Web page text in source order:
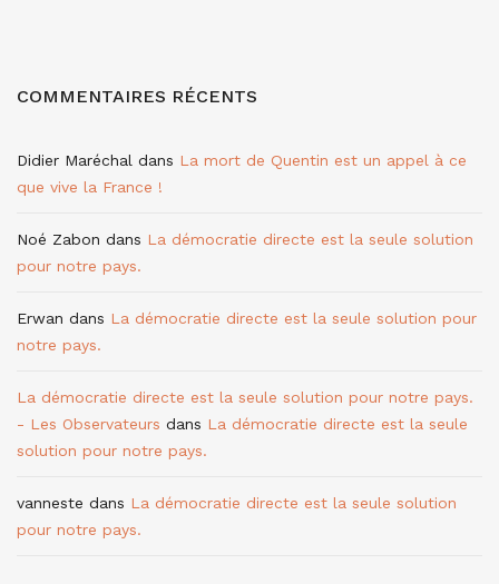
COMMENTAIRES RÉCENTS
Didier Maréchal dans La mort de Quentin est un appel à ce
que vive la France !
Noé Zabon dans La démocratie directe est la seule solution
pour notre pays.
Erwan dans La démocratie directe est la seule solution pour
notre pays.
La démocratie directe est la seule solution pour notre pays.
- Les Observateurs dans La démocratie directe est la seule
solution pour notre pays.
vanneste dans La démocratie directe est la seule solution
pour notre pays.